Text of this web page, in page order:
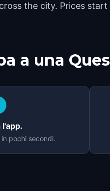
the city. Prices
a una
l'app.
pochi secondi.